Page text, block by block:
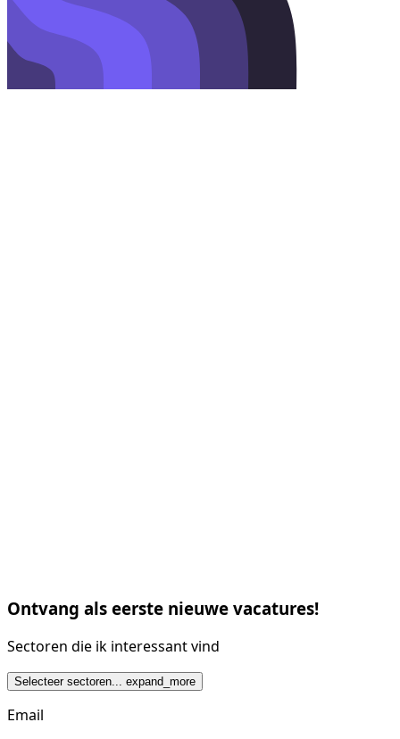
Ontvang als eerste nieuwe vacatures!
Sectoren die ik interessant vind
Selecteer sectoren... expand_more
Email